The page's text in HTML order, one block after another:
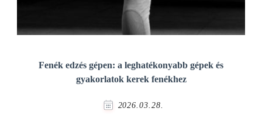
Fenék edzés gépen: a leghatékonyabb gépek és
gyakorlatok kerek fenékhez
2026.03.28.